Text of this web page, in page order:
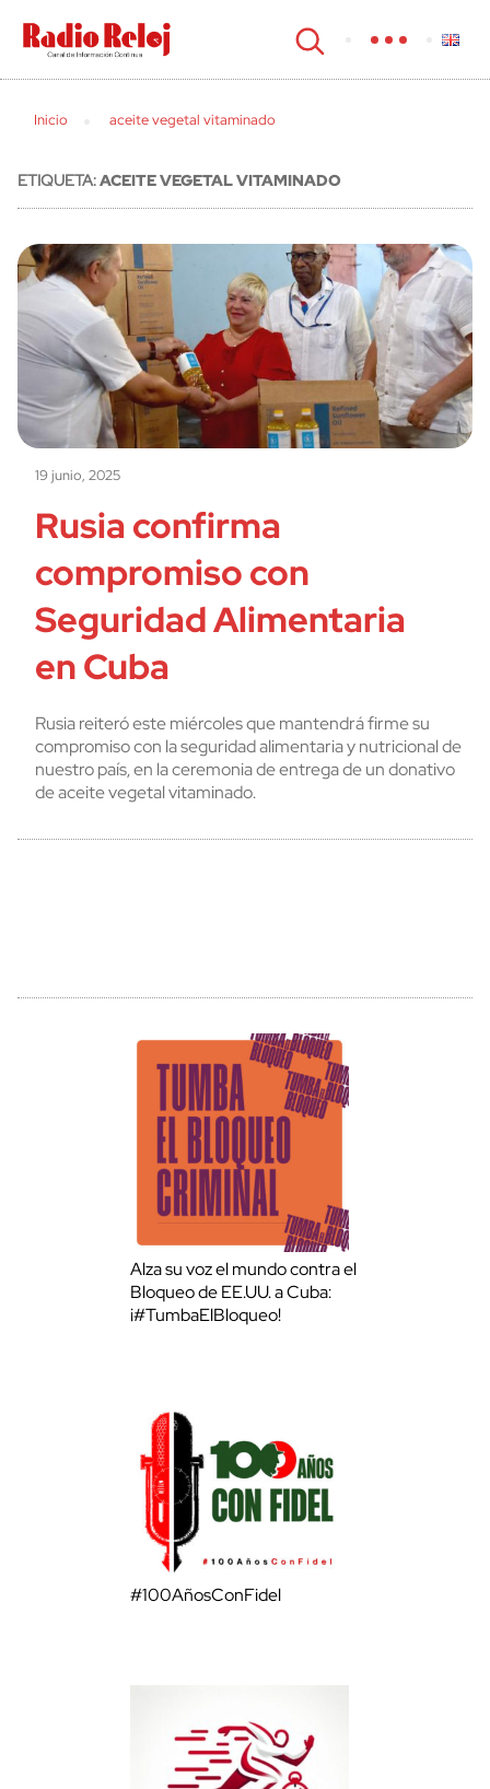
cerrar
Inicio aceite vegetal vitaminado
ETIQUETA:ACEITE VEGETAL VITAMINADO
19 junio, 2025
Rusia confirma
compromiso con
Seguridad Alimentaria
en Cuba
Rusia reiteró este miércoles que mantendrá firme su
compromiso con la seguridad alimentaria y nutricional de
nuestro país, en la ceremonia de entrega de un donativo
de aceite vegetal vitaminado.
Alza su voz el mundo contra el
Bloqueo de EE.UU. a Cuba:
¡#TumbaElBloqueo!
#100AñosConFidel